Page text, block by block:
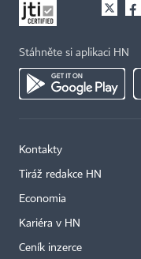
Stáhněte si aplikaci HN
Kontakty
Tiráž redakce HN
Economia
Kariéra v HN
Ceník inzerce